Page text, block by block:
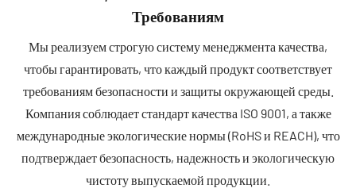
Требованиям
Мы реализуем строгую систему менеджмента качества,
чтобы гарантировать, что каждый продукт соответствует
требованиям безопасности и защиты окружающей среды.
Компания соблюдает стандарт качества ISO 9001, а также
международные экологические нормы (RoHS и REACH), что
подтверждает безопасность, надежность и экологическую
чистоту выпускаемой продукции.